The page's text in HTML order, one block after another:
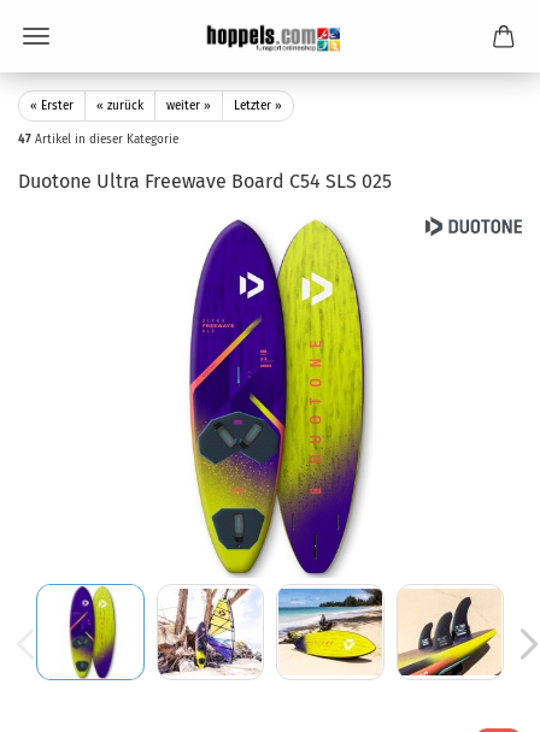
« Erster « zurück weiter » Letzter »
47 Artikel in dieser Kategorie
Duotone Ultra Freewave Board C54 SLS 025